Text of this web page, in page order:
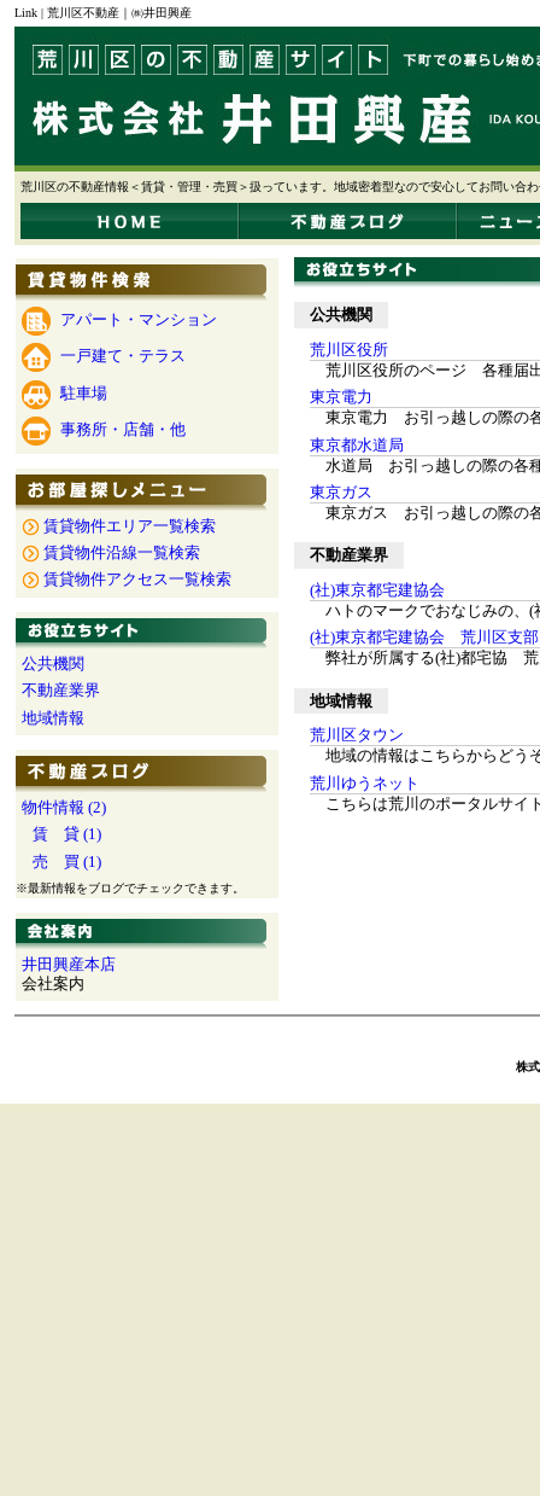
Link | 荒川区不動産｜㈱井田興産
荒川区の不動産情報＜賃貸・管理・売買＞扱っています。地域密着型なので安心してお問い合
アパート・マンション
一戸建て・テラス
駐車場
事務所・店舗・他
賃貸物件エリア一覧検索
賃貸物件沿線一覧検索
賃貸物件アクセス一覧検索
公共機関
不動産業界
地域情報
物件情報 (2)
賃 貸 (1)
売 買 (1)
※最新情報をブログでチェックできます。
井田興産本店
会社案内
公共機関
荒川区役所
荒川区役所のページ 各種届
東京電力
東京電力 お引っ越しの際の
東京都水道局
水道局 お引っ越しの際の各
東京ガス
東京ガス お引っ越しの際の
不動産業界
(社)東京都宅建協会
ハトのマークでおなじみの、
(社)東京都宅建協会 荒川区支部
弊社が所属する(社)都宅協 荒
地域情報
荒川区タウン
地域の情報はこちらからどう
荒川ゆうネット
こちらは荒川のポータルサイ
株